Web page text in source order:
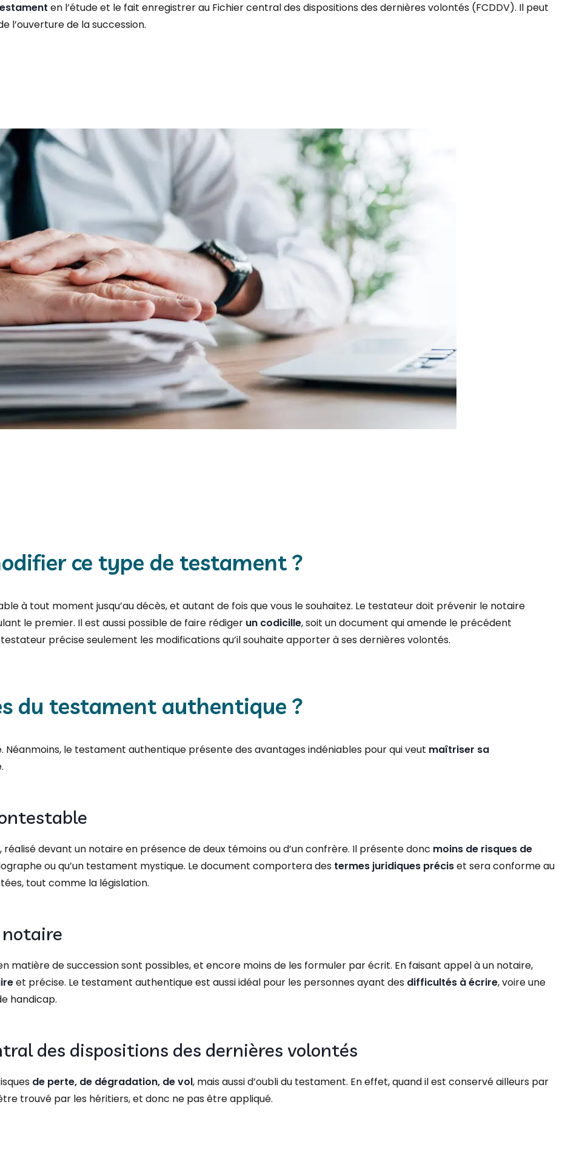
en l’étude et le fait enregistrer au Fichier central des dispositions des dernières volontés (FCDDV). Il peut
l’ouverture de la succession.
ce type de testament ?
à tout moment jusqu’au décès, et autant de fois que vous le souhaitez. Le testateur doit prévenir le notaire
le premier. Il est aussi possible de faire rédiger un codicille, soit un document qui amende le précédent
précise seulement les modifications qu’il souhaite apporter à ses dernières volontés.
du testament authentique ?
le testament authentique présente des avantages indéniables pour qui veut maîtriser sa
devant un notaire en présence de deux témoins ou d’un confrère. Il présente donc moins de risques de
ou qu’un testament mystique. Le document comportera des termes juridiques préciset sera conforme au
tout comme la législation.
matière de succession sont possibles, et encore moins de les formuler par écrit. En faisant appel à un notaire,
et précise. Le testament authentique est aussi idéal pour les personnes ayant des difficultés à écrire, voire une
handicap.
des dispositions des dernières volontés​
de perte, de dégradation, de vol, mais aussi d’oubli du testament. En effet, quand il est conservé ailleurs par
trouvé par les héritiers, et donc ne pas être appliqué.